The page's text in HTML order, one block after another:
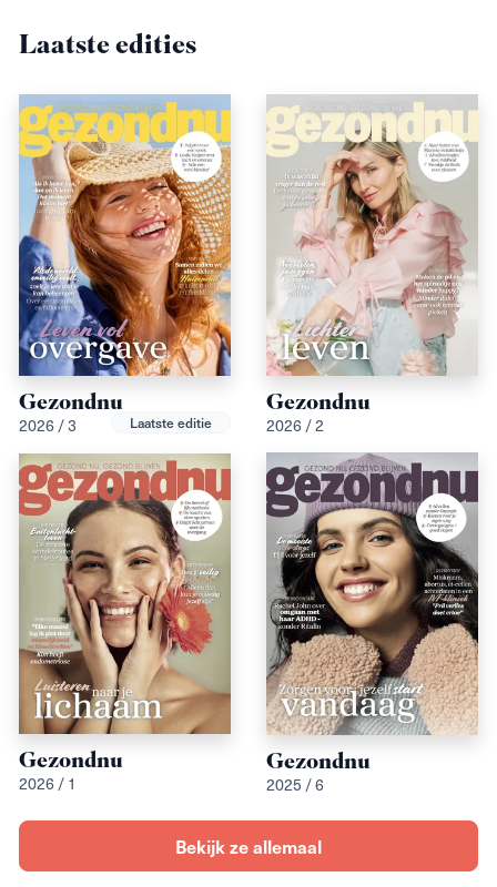
Laatste edities
Gezondnu
2026 / 3 Laatste editie
Gezondnu
2026 / 2
Gezondnu
2026 / 1
Gezondnu
2025 / 6
Bekijk ze allemaal